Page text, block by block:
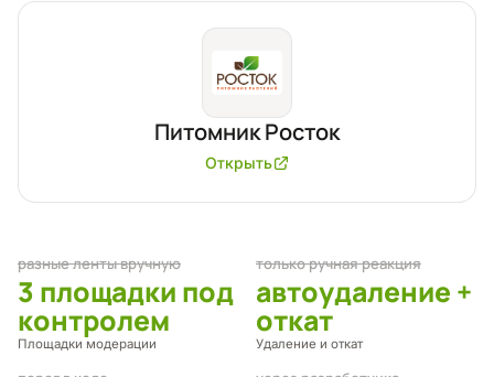
Продукт
Питомник Росток
Открыть
разные ленты вручную
3 площадки под
контролем
Площадки модерации
только ручная реакция
автоудаление +
откат
Удаление и откат